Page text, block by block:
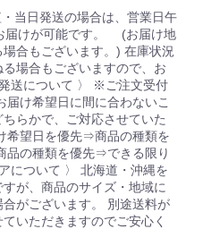
当日発送の場合は、営業日午
届けが可能です。 (お届け地
合もございます。) 在庫状況
場合もございますので、お
送について 〉 ※ご注文受付
け希望日に間に合わないこ
らかで、ご対応させていた
希望日を優先⇒商品の種類を
の種類を優先⇒できる限り
について 〉 北海道・沖縄を
が、商品のサイズ・地域に
がございます。 別途送料が
いただきますのでご安心く